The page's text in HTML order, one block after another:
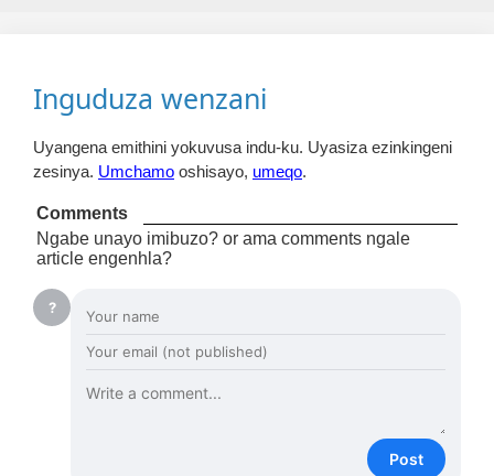
Inguduza wenzani
Uyangena emithini yokuvusa indu-ku. Uyasiza ezinkingeni
zesinya. Umchamo oshisayo, umeqo.
Comments
Ngabe unayo imibuzo? or ama comments ngale
article engenhla?
?
Post